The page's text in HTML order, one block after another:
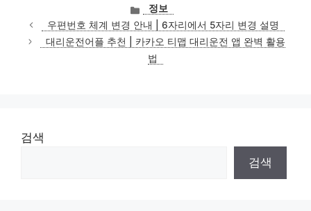
카
테
고
리
정보
우편번호 체계 변경 안내 | 6자리에서 5자리 변경 설명
대리운전어플 추천 | 카카오 티맵 대리운전 앱 완벽 활용
법
검색
검색